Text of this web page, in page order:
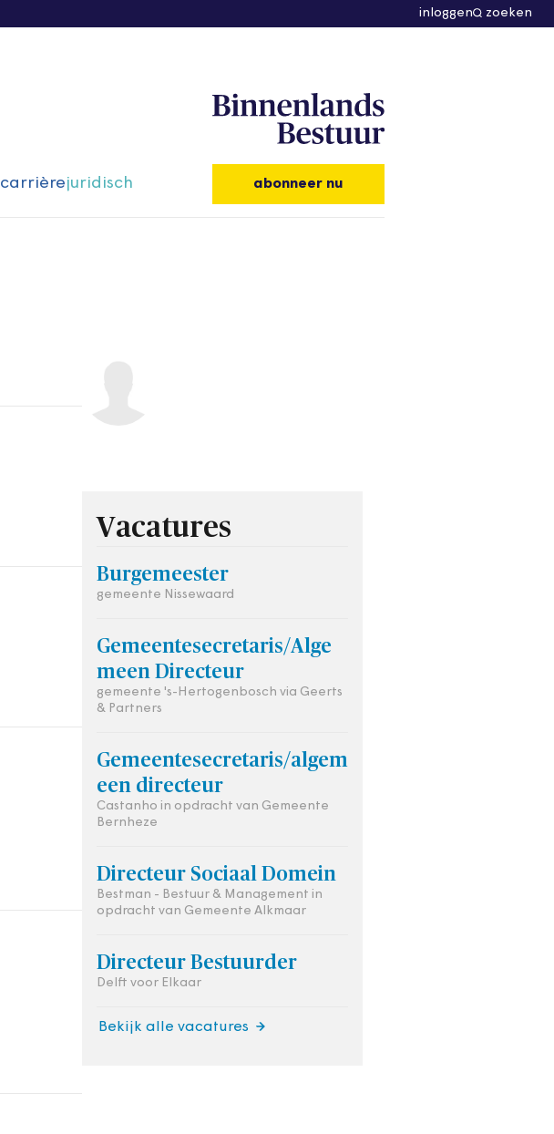
inloggen zoeken
carrièrejuridisch abonneer nu
Vacatures
Burgemeester
gemeente Nissewaard
Gemeentesecretaris/Alge
meen Directeur
gemeente 's-Hertogenbosch via Geerts
& Partners
Gemeentesecretaris/algem
een directeur
Castanho in opdracht van Gemeente
Bernheze
Directeur Sociaal Domein
Bestman - Bestuur & Management in
opdracht van Gemeente Alkmaar
Directeur Bestuurder
Delft voor Elkaar
Bekijk alle vacatures